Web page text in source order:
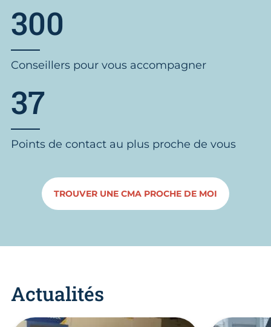
300
Conseillers pour vous accompagner
37
Points de contact au plus proche de vous
TROUVER UNE CMA PROCHE DE MOI
Actualités